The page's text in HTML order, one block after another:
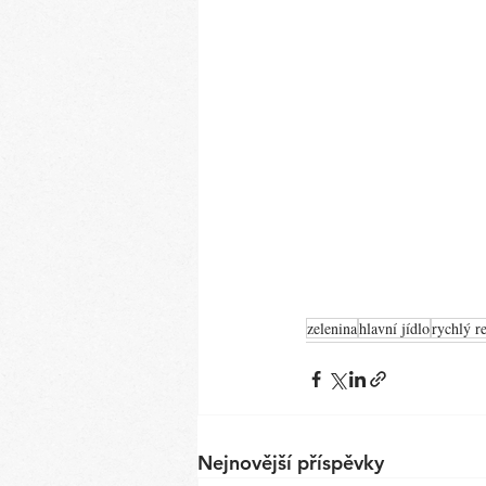
zeleninahlavní jídlorychlý
Nejnovější příspěvky